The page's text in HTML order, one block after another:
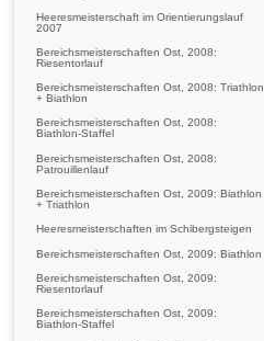
Heeresmeisterschaft im Orientierungslauf
2007
Bereichsmeisterschaften Ost, 2008:
Riesentorlauf
Bereichsmeisterschaften Ost, 2008: Triathlon
+ Biathlon
Bereichsmeisterschaften Ost, 2008:
Biathlon-Staffel
Bereichsmeisterschaften Ost, 2008:
Patrouillenlauf
Bereichsmeisterschaften Ost, 2009: Biathlon
+ Triathlon
Heeresmeisterschaften im Schibergsteigen
Bereichsmeisterschaften Ost, 2009: Biathlon
Bereichsmeisterschaften Ost, 2009:
Riesentorlauf
Bereichsmeisterschaften Ost, 2009:
Biathlon-Staffel